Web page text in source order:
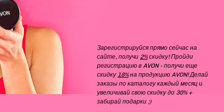
Зарегистрируйся прямо сейчас на
сайте, получи 2%скидку! Пройди
регистрацию в AVON - получи еще
скидку 18%на продукцию AVON! Делай
заказы по каталогу каждый месяц и
увеличивай свою скидку до 30% +
забирай подарки ;)